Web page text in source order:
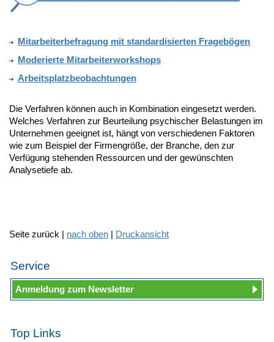
Mitarbeiterbefragung mit standardisierten Fragebögen
Moderierte Mitarbeiterworkshops
Arbeitsplatzbeobachtungen
Die Verfahren können auch in Kombination eingesetzt werden.
Welches Verfahren zur Beurteilung psychischer Belastungen im
Unternehmen geeignet ist, hängt von verschiedenen Faktoren
wie zum Beispiel der Firmengröße, der Branche, den zur
Verfügung stehenden Ressourcen und der gewünschten
Analysetiefe ab.
Seite zurück | nach oben | Druckansicht
Service
Anmeldung zum Newsletter
Top Links